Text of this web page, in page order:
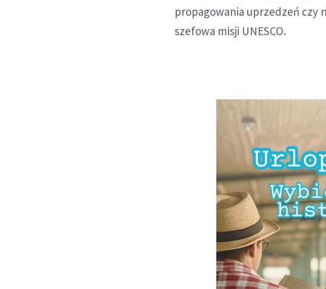
propagowania uprzedzeń czy
szefowa misji UNESCO.